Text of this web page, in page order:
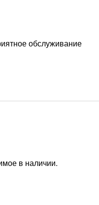
обслуживание
в наличии.